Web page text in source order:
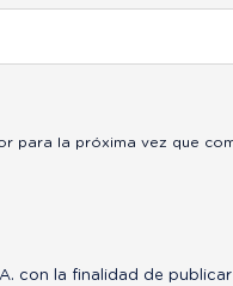
para la próxima vez que
con la finalidad de